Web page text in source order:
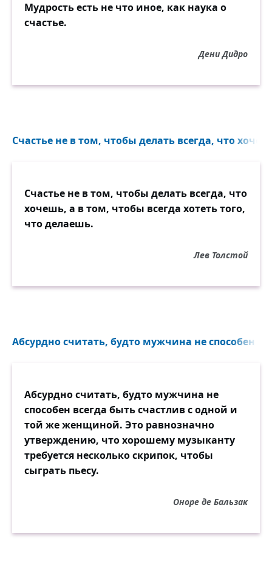
Мудрость есть не что иное, как наука о
счастье.
Дени Дидро
Счастье не в том, чтобы делать всегда, что
Счастье не в том, чтобы делать всегда, что
хочешь, а в том, чтобы всегда хотеть того,
что делаешь.
Лев Толстой
Абсурдно считать, будто мужчина не способен
Абсурдно считать, будто мужчина не
способен всегда быть счастлив с одной и
той же женщиной. Это равнозначно
утверждению, что хорошему музыканту
требуется несколько скрипок, чтобы
сыграть пьесу.
Оноре де Бальзак